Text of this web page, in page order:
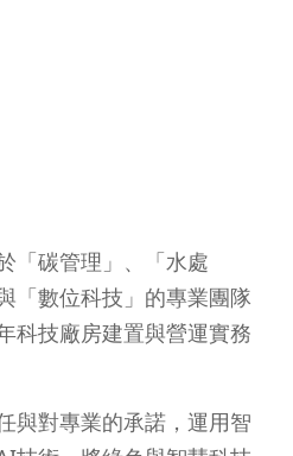
「碳管理」、「水處
「數位科技」的專業團隊
科技廠房建置與營運實務
與對專業的承諾，運用智